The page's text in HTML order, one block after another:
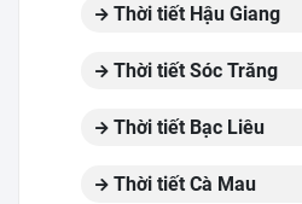
Thời tiết Hậu Giang
Thời tiết Sóc Trăng
Thời tiết Bạc Liêu
Thời tiết Cà Mau